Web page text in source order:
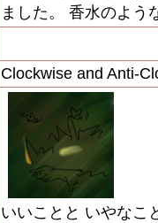
ました。 香水のよう
Clockwise and Anti-
いいことと いやなこ